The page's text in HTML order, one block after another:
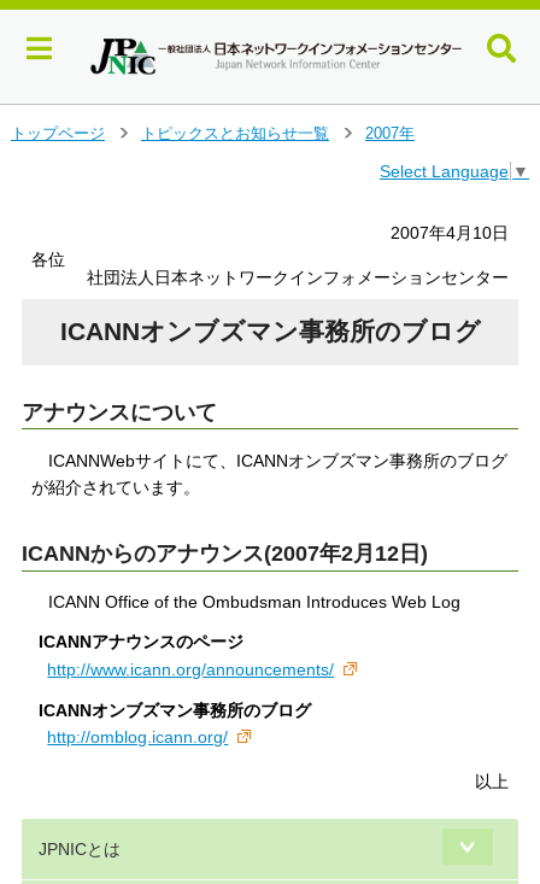
トップページ
トピックスとお知らせ一覧
2007年
Select Language ▼
2007年4月10日
各位
社団法人日本ネットワークインフォメーションセンター
ICANNオンブズマン事務所のブログ
アナウンスについて
ICANNWebサイトにて、ICANNオンブズマン事務所のブログ
が紹介されています。
ICANNからのアナウンス(2007年2月12日)
ICANN Office of the Ombudsman Introduces Web Log
ICANNアナウンスのページ
http://www.icann.org/announcements/
ICANNオンブズマン事務所のブログ
http://omblog.icann.org/
以上
JPNICとは